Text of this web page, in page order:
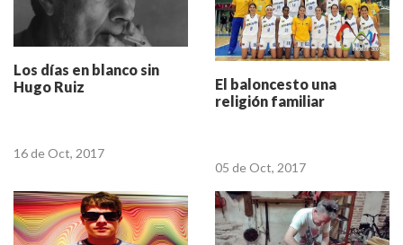
Los días en blanco sin
Hugo Ruiz
16 de Oct, 2017
El baloncesto una
religión familiar
05 de Oct, 2017